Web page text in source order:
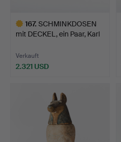
167. SCHMINKDOSEN
mit DECKEL, ein Paar, Karl
Verkauft
2.321 USD